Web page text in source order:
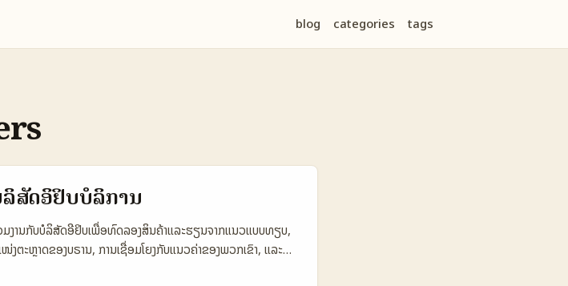
blog categories tags
ສັດອິຢິບບໍລິການ
ມງານກັບບໍລິສັດອີຢິບເພື່ອທົດລອງສິນຄ້າແລະຮຽນຈາກແນວແບບທຽບ,
ງຕະຫຼາດຂອງບຣານ, ການເຊື່ອມໂຍງກັບແນວຄ່າຂອງພວກເຂົາ, ແລະ
ປິດສິນຄ້າ Mighty Patch ທີ່ Dubai ແລະຈັດງານຢູ່